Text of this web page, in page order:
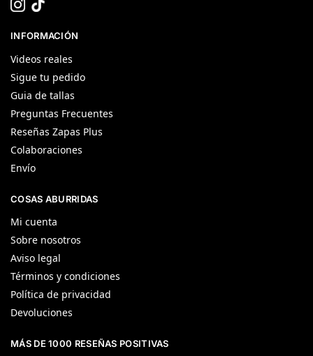
INFORMACIÓN
Videos reales
Sigue tu pedido
Guia de tallas
Preguntas Frecuentes
Reseñas Zapas Plus
Colaboraciones
Envío
COSAS ABURRIDAS
Mi cuenta
Sobre nosotros
Aviso legal
Términos y condiciones
Política de privacidad
Devoluciones
MÁS DE 1000 RESEÑAS POSITIVAS